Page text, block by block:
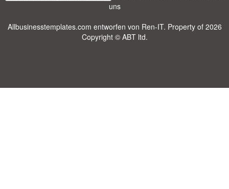
uns
Allbusinesstemplates.com entworfen von Ren-IT. Property of 2026
Copyright © ABT ltd.